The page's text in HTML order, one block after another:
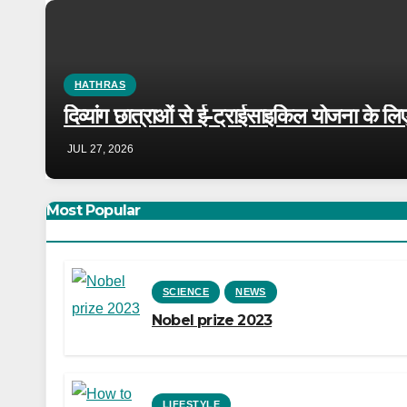
HATHRAS
दिव्यांग छात्राओं से ई-ट्राईसाइकिल योजना के
JUL 27, 2026
Most Popular
SCIENCE NEWS
Nobel prize 2023
LIFESTYLE